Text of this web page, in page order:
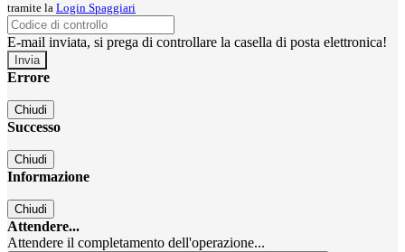
tramite la Login Spaggiari
E-mail inviata, si prega di controllare la casella di posta elettronica!
Errore
Chiudi
Successo
Chiudi
Informazione
Chiudi
Attendere...
Attendere il completamento dell'operazione...